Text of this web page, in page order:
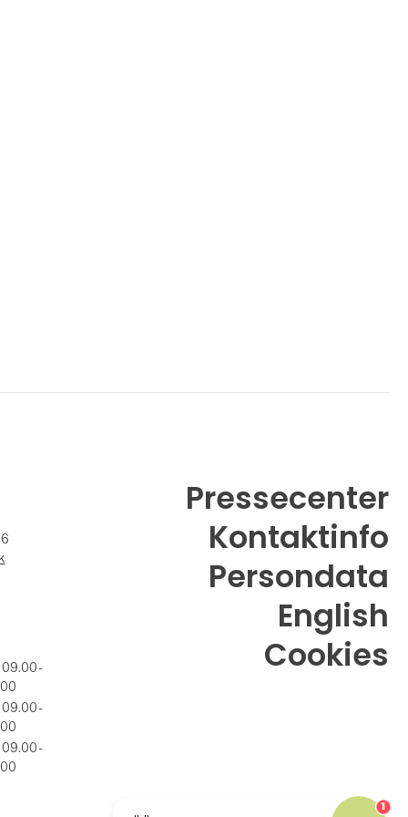
-
-
-
Pressecenter
Kontaktinfo
Persondata
English
Cookies
1